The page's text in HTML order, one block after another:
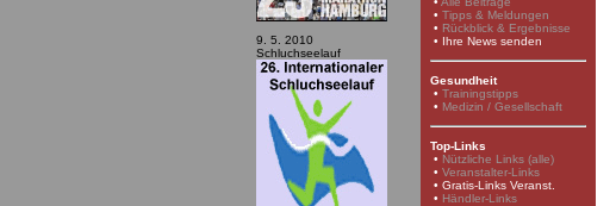
9. 5. 2010
Schluchseelauf
• Tipps & Meldungen
• Rückblick & Ergebnisse
• Ihre News senden
Gesundheit
• Trainingstipps
• Medizin / Gesellschaft
Top-Links
• Nützliche Links (alle)
• Veranstalter-Links
• Gratis-Links Veranst.
• Händler-Links